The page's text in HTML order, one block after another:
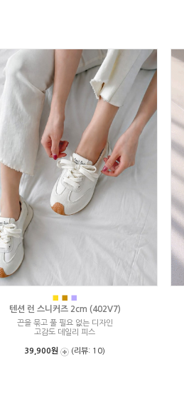
■ ■ ■
텐션 런 스니커즈 2cm (402V7)
끈을 묶고 풀 필요 없는 디자인
고감도 데일리 피스
39,900원 (리뷰: 10)